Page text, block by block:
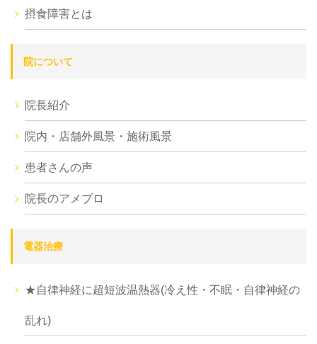
摂食障害とは
院について
院長紹介
院内・店舗外風景・施術風景
患者さんの声
院長のアメブロ
電器治療
★自律神経に超短波温熱器(冷え性・不眠・自律神経の
乱れ)